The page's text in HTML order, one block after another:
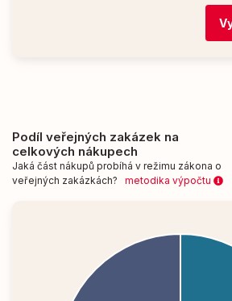
Podíl veřejných zakázek na
celkových nákupech
Jaká část nákupů probíhá v režimu zákona o
veřejných zakázkách? metodika výpočtu